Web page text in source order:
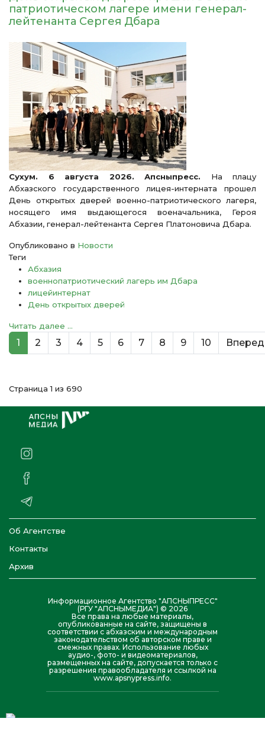
патриотическом лагере имени генерал-
лейтенанта Сергея Дбара
Сухум. 6 августа 2026. Апсныпресс. На плацу
Абхазского государственного лицея-интерната прошел
День открытых дверей военно-патриотического лагеря,
носящего имя выдающегося военачальника, Героя
Абхазии, генерал-лейтенанта Сергея Платоновича Дбара.
Опубликовано в Новости
Теги
Абхазия
военнопатриотический лагерь им Дбара
лицейинтернат
День открытых дверей
Читать далее ...
1 2 3 4 5 6 7 8 9 10 Вперед
Страница 1 из 690
Об Агентстве
Контакты
Архив
Информационное Агентство "АПСНЫПРЕСС"
(РГУ "АПСНЫМЕДИА") © 2026
Все права на любые материалы,
опубликованные на сайте, защищены в
соответствии с абхазским и международным
законодательством об авторском праве и
смежных правах. Использование любых
аудио-, фото- и видеоматериалов,
размещенных на сайте, допускается только с
разрешения правообладателя и ссылкой на
www.apsnypress.info.